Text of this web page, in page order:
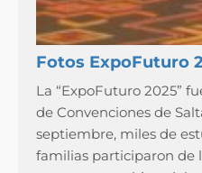
Fotos ExpoFuturo
La “ExpoFuturo 2025”
de Convenciones de
septiembre, miles de
familias participaron de